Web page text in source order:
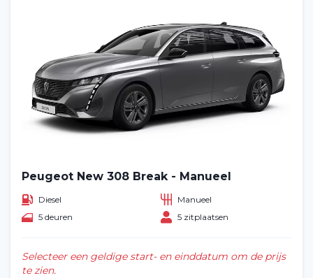
Peugeot New 308 Break - Manueel
Diesel
Manueel
5 deuren
5 zitplaatsen
Selecteer een geldige start- en einddatum om de prijs
te zien.